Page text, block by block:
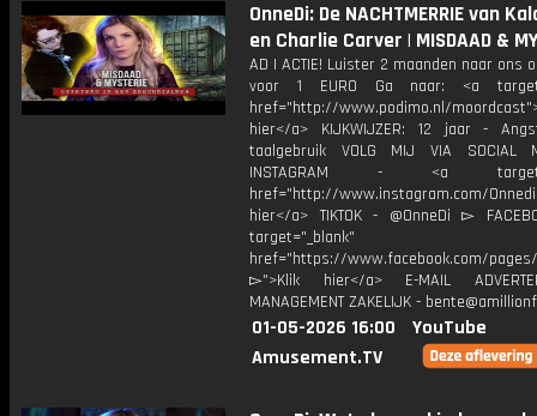
OnneDi: De NACHTMERRIE van
en Charlie Carver | MISDAAD &
AD | ACTIE! Luister 2 maanden naar ons
voor 1 EURO Ga naar: <a
href="http://www.podimo.nl/
hier</a> KIJKWIJZER: 12 jaar -
taalgebruik VOLG MIJ VIA SOCIAL
INSTAGRAM - <a
href="http://www.instagram.com/
hier</a> TIKTOK - @OnneDi ▻
target="_blank"
href="https://www.facebook.com/pages/
▻">Klik hier</a> E-MAIL
MANAGEMENT ZAKELIJK -
01-05-2026 16:00
YouTube
Amusement.TV